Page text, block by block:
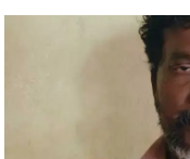
എം.കെ.കേശവനാ(74)ണ്